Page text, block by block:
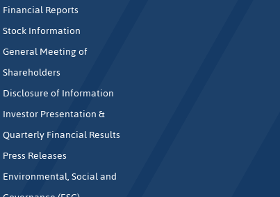
Financial Reports
Stock Information
General Meeting of
Shareholders
Disclosure of Information
Investor Presentation &
Quarterly Financial Results
Press Releases
Environmental, Social and